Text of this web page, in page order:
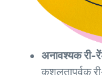
अनावश्यक री-
कुशलतापूर्वक